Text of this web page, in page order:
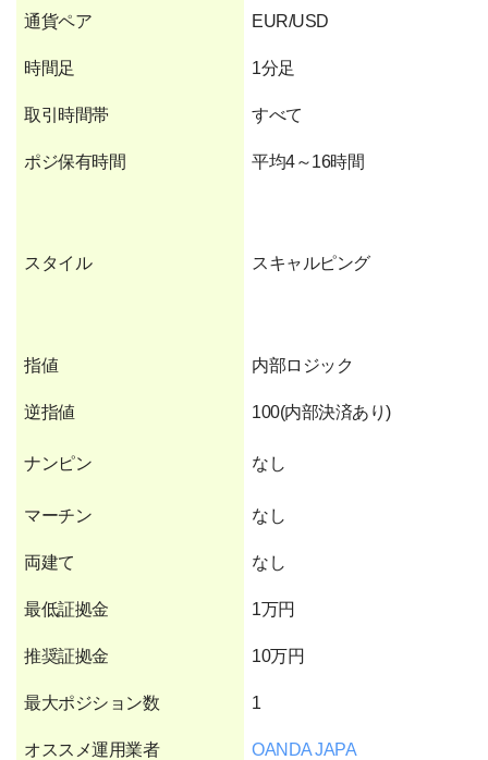
通貨ペア EUR/USD
時間足 1分足
取引時間帯 すべて
ポジ保有時間 平均4～16時間
スタイル スキャルピング
指値 内部ロジック
逆指値 100(内部決済あり)
ナンピン なし
マーチン なし
両建て なし
最低証拠金 1万円
推奨証拠金 10万円
最大ポジション数 1
オススメ運用業者 OANDA JAPA